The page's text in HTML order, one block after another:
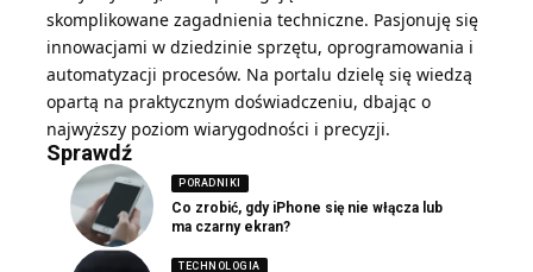
skomplikowane zagadnienia techniczne. Pasjonuję się
innowacjami w dziedzinie sprzętu, oprogramowania i
automatyzacji procesów. Na portalu dzielę się wiedzą
opartą na praktycznym doświadczeniu, dbając o
najwyższy poziom wiarygodności i precyzji.
Sprawdź
PORADNIKI
Co zrobić, gdy iPhone się nie włącza lub
ma czarny ekran?
TECHNOLOGIA